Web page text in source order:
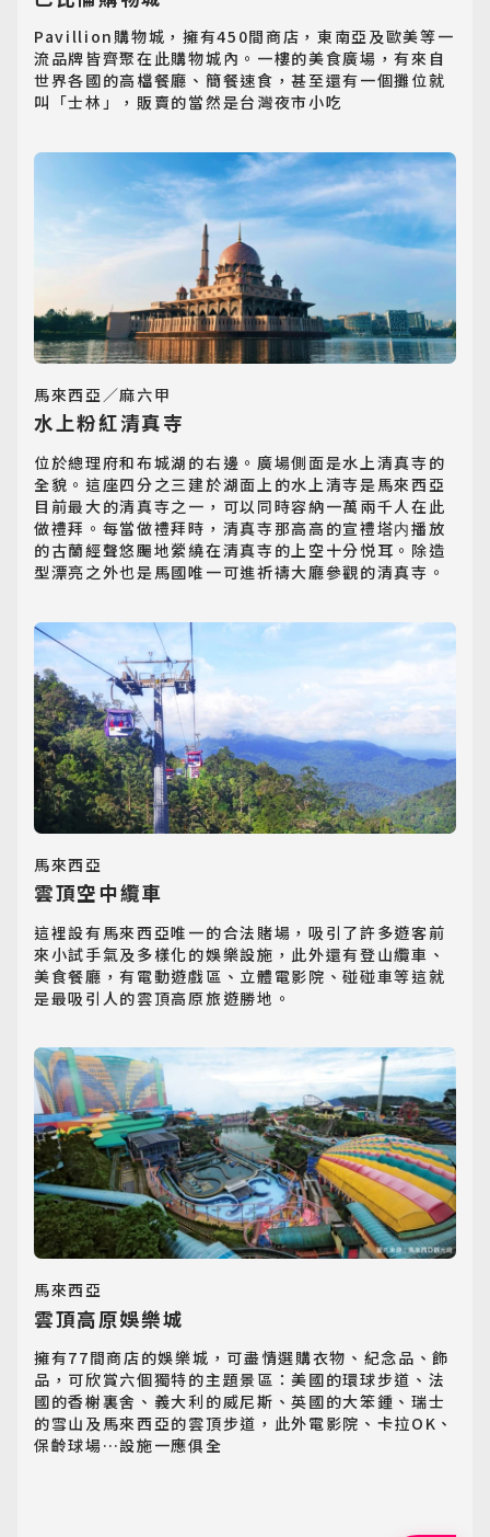
郵輪旅遊
Cruiseship
MiniTour
最新消息
Announcement
客製旅遊
Customized Tour
Pavillion購物城，擁有450間商店，東南亞及歐美等一
流品牌皆齊聚在此購物城內。一樓的美食廣場，有來自
世界各國的高檔餐廳、簡餐速食，甚至還有一個攤位就
叫「士林」，販賣的當然是台灣夜市小吃
馬來西亞／麻六甲
水上粉紅清真寺
位於總理府和布城湖的右邊。廣場側面是水上清真寺的
全貌。這座四分之三建於湖面上的水上清寺是馬來西亞
目前最大的清真寺之一，可以同時容納一萬兩千人在此
做禮拜。每當做禮拜時，清真寺那高高的宣禮塔内播放
的古蘭經聲悠颺地縈繞在清真寺的上空十分悦耳。除造
型漂亮之外也是馬國唯一可進祈禱大廳參觀的清真寺。
馬來西亞
雲頂空中纜車
這裡設有馬來西亞唯一的合法賭場，吸引了許多遊客前
來小試手氣及多樣化的娛樂設施，此外還有登山纜車、
美食餐廳，有電動遊戲區、立體電影院、碰碰車等這就
是最吸引人的雲頂高原旅遊勝地。
馬來西亞
雲頂高原娛樂城
擁有77間商店的娛樂城，可盡情選購衣物、紀念品、飾
品，可欣賞六個獨特的主題景區：美國的環球步道、法
國的香榭裏舍、義大利的威尼斯、英國的大笨鍾、瑞士
的雪山及馬來西亞的雲頂步道，此外電影院、卡拉OK、
保齡球場…設施一應俱全